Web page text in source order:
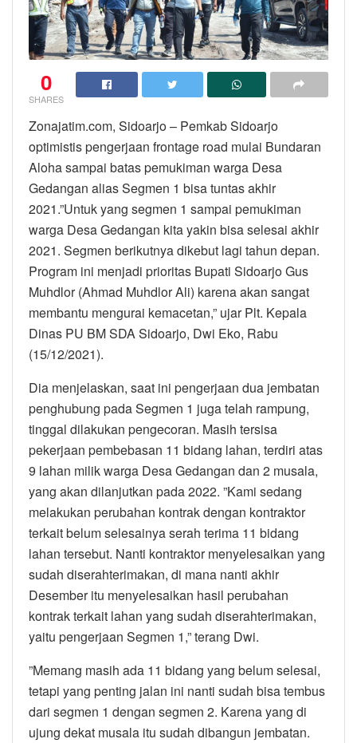
0
SHARES
Zonajatim.com, Sidoarjo – Pemkab Sidoarjo
optimistis pengerjaan frontage road mulai Bundaran
Aloha sampai batas pemukiman warga Desa
Gedangan alias Segmen 1 bisa tuntas akhir
2021.”Untuk yang segmen 1 sampai pemukiman
warga Desa Gedangan kita yakin bisa selesai akhir
2021. Segmen berikutnya dikebut lagi tahun depan.
Program ini menjadi prioritas Bupati Sidoarjo Gus
Muhdlor (Ahmad Muhdlor Ali) karena akan sangat
membantu mengurai kemacetan,” ujar Plt. Kepala
Dinas PU BM SDA Sidoarjo, Dwi Eko, Rabu
(15/12/2021).
Dia menjelaskan, saat ini pengerjaan dua jembatan
penghubung pada Segmen 1 juga telah rampung,
tinggal dilakukan pengecoran. Masih tersisa
pekerjaan pembebasan 11 bidang lahan, terdiri atas
9 lahan milik warga Desa Gedangan dan 2 musala,
yang akan dilanjutkan pada 2022. ”Kami sedang
melakukan perubahan kontrak dengan kontraktor
terkait belum selesainya serah terima 11 bidang
lahan tersebut. Nanti kontraktor menyelesaikan yang
sudah diserahterimakan, di mana nanti akhir
Desember itu menyelesaikan hasil perubahan
kontrak terkait lahan yang sudah diserahterimakan,
yaitu pengerjaan Segmen 1,” terang Dwi.
”Memang masih ada 11 bidang yang belum selesai,
tetapi yang penting jalan ini nanti sudah bisa tembus
dari segmen 1 dengan segmen 2. Karena yang di
ujung dekat musala itu sudah dibangun jembatan.